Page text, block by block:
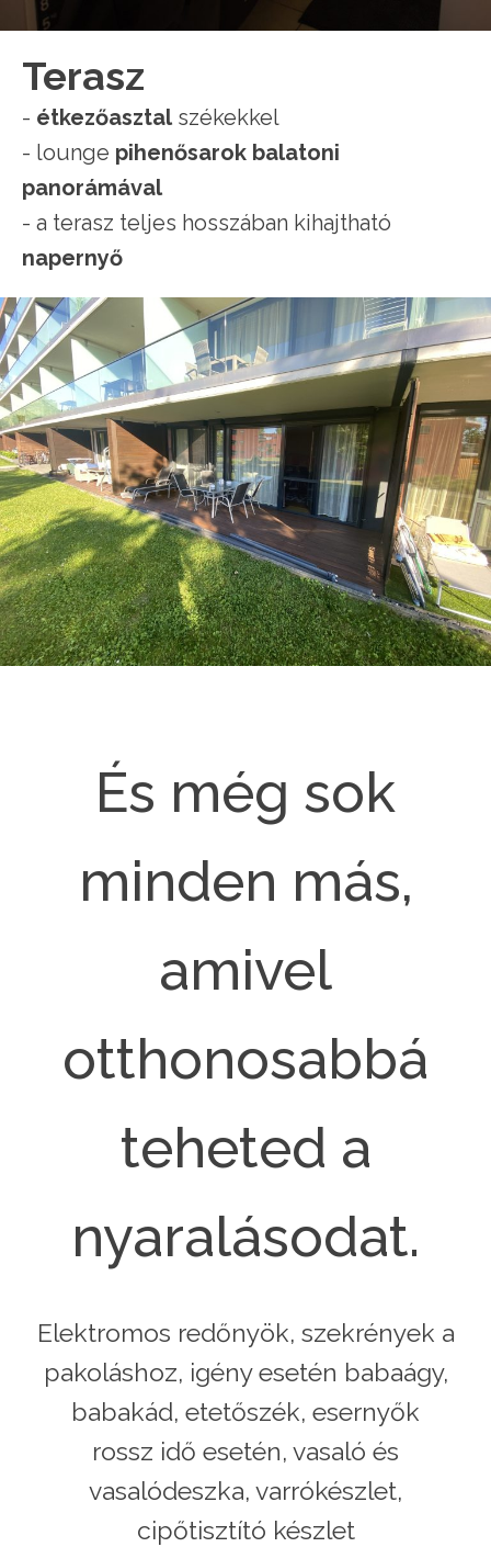
Terasz
- étkezőasztal székekkel
- lounge pihenősarok balatoni
panorámával
- a terasz teljes hosszában kihajtható
napernyő
És még sok
minden más,
amivel
otthonosabbá
teheted a
nyaralásodat.
Elektromos redőnyök, szekrények a
pakoláshoz, igény esetén babaágy,
babakád, etetőszék, esernyők
rossz idő esetén, vasaló és
vasalódeszka, varrókészlet,
cipőtisztító készlet